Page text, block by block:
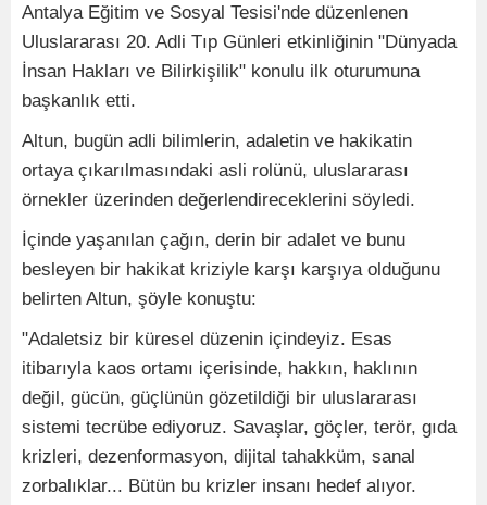
Antalya Eğitim ve Sosyal Tesisi'nde düzenlenen
Uluslararası 20. Adli Tıp Günleri etkinliğinin "Dünyada
İnsan Hakları ve Bilirkişilik" konulu ilk oturumuna
başkanlık etti.
Altun, bugün adli bilimlerin, adaletin ve hakikatin
ortaya çıkarılmasındaki asli rolünü, uluslararası
örnekler üzerinden değerlendireceklerini söyledi.
İçinde yaşanılan çağın, derin bir adalet ve bunu
besleyen bir hakikat kriziyle karşı karşıya olduğunu
belirten Altun, şöyle konuştu:
"Adaletsiz bir küresel düzenin içindeyiz. Esas
itibarıyla kaos ortamı içerisinde, hakkın, haklının
değil, gücün, güçlünün gözetildiği bir uluslararası
sistemi tecrübe ediyoruz. Savaşlar, göçler, terör, gıda
krizleri, dezenformasyon, dijital tahakküm, sanal
zorbalıklar... Bütün bu krizler insanı hedef alıyor.